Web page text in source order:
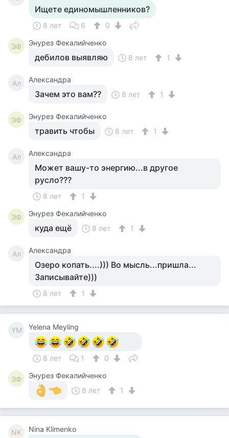
Ищете единомышленников?
8 лет 6 0
ЭФ Энурез Фекалийченко
дебилов выявляю 8 лет 1
Ал Александра
Зачем это вам?? 8 лет 1
ЭФ Энурез Фекалийченко
травить чтобы 8 лет 1
Ал Александра
Может вашу-то энергию...в другое
русло???
8 лет 1
ЭФ Энурез Фекалийченко
куда ещё 8 лет 1
Ал Александра
Озеро копать....))) Во мысль...пришла...
Записывайте)))
8 лет 1
YM Yelena Meyling
8 лет 1 0
ЭФ
Энурез Фекалийченко
8 лет
1
NK Nina Klimenko